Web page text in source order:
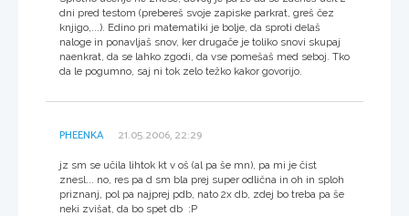
dni pred testom (prebereš svoje zapiske parkrat, greš čez
knjigo,...). Edino pri matematiki je bolje, da sproti delaš
naloge in ponavljaš snov, ker drugače je toliko snovi skupaj
naenkrat, da se lahko zgodi, da vse pomešaš med seboj. Tko
da le pogumno, saj ni tok zelo težko kakor govorijo.
PHEENKA 21.05.2006, 22:29
jz sm se učila lihtok kt v oš (al pa še mn), pa mi je čist
znesl... no, res pa d sm bla prej super odlična in oh in sploh
priznanj, pol pa najprej pdb, nato 2x db, zdej bo treba pa še
neki zvišat, da bo spet db :P